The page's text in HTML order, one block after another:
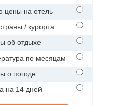
цены на отель
/ курорта
об отдыхе
по месяцам
о погоде
на 14 дней